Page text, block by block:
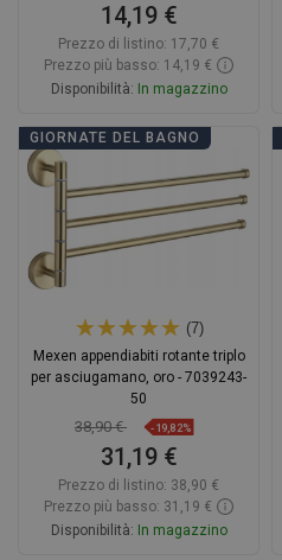
14,19 €
Prezzo di listino: 17,70 €
Prezzo più basso: 14,19 €
Disponibilità: In magazzino
Aggiungi al carrello
favorite_border Preferito
Confrontare
GIORNATE DEL BAGNO
(7)
Mexen appendiabiti rotante triplo
per asciugamano, oro - 7039243-
50
38,90 € -19,82%
31,19 €
Prezzo di listino: 38,90 €
Prezzo più basso: 31,19 €
Disponibilità: In magazzino